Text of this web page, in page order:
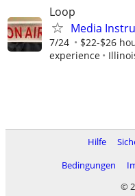
Loop
Media
7/24
$22-$26
experience
Hilfe
Bedingungen
©